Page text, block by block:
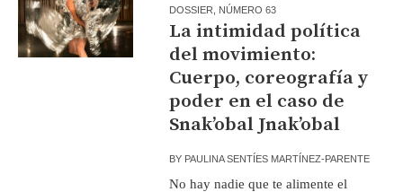
DOSSIER
NÚMERO 63
La intimidad política
del movimiento:
Cuerpo, coreografía y
poder en el caso de
Snak’obal Jnak’obal
BY PAULINA SENTÍES MARTÍNEZ-PARENTE
No hay nadie que te alimente el